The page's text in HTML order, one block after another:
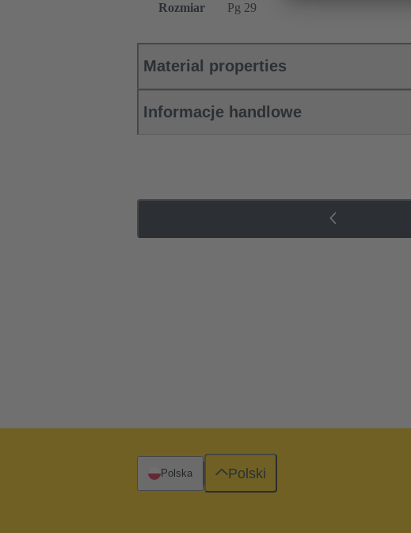
Rozmiar
Pg 29
Material properties
Informacje handlowe
Polska Polski